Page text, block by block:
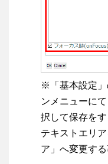
※「基本設定」
ンメニューに
択して保存を
テキストエリ
ア」へ変更する